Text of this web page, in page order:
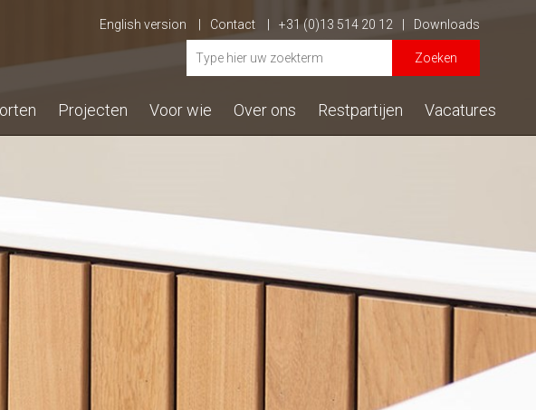
English version Contact +31 (0)13 514 20 12 Downloads
Zoeken
Projecten Voor wie Over ons Restpartijen Vacatures